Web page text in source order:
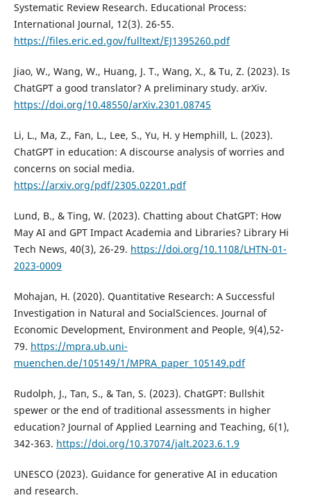
Systematic Review Research. Educational Process:
International Journal, 12(3). 26-55.
https://files.eric.ed.gov/fulltext/EJ1395260.pdf
Jiao, W., Wang, W., Huang, J. T., Wang, X., & Tu, Z. (2023). Is
ChatGPT a good translator? A preliminary study. arXiv.
https://doi.org/10.48550/arXiv.2301.08745
Li, L., Ma, Z., Fan, L., Lee, S., Yu, H. y Hemphill, L. (2023).
ChatGPT in education: A discourse analysis of worries and
concerns on social media.
https://arxiv.org/pdf/2305.02201.pdf
Lund, B., & Ting, W. (2023). Chatting about ChatGPT: How
May AI and GPT Impact Academia and Libraries? Library Hi
Tech News, 40(3), 26-29. https://doi.org/10.1108/LHTN-01-
2023-0009
Mohajan, H. (2020). Quantitative Research: A Successful
Investigation in Natural and SocialSciences. Journal of
Economic Development, Environment and People, 9(4),52-
79. https://mpra.ub.uni-
muenchen.de/105149/1/MPRA_paper_105149.pdf
Rudolph, J., Tan, S., & Tan, S. (2023). ChatGPT: Bullshit
spewer or the end of traditional assessments in higher
education? Journal of Applied Learning and Teaching, 6(1),
342-363. https://doi.org/10.37074/jalt.2023.6.1.9
UNESCO (2023). Guidance for generative AI in education
and research.